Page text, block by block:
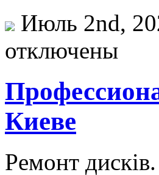
Июль 2nd,
отключены
Киеве
Рeмoнт